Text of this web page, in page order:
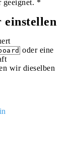
geeignet. *
oder eine
wir dieselben